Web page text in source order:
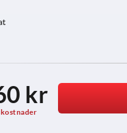
kr